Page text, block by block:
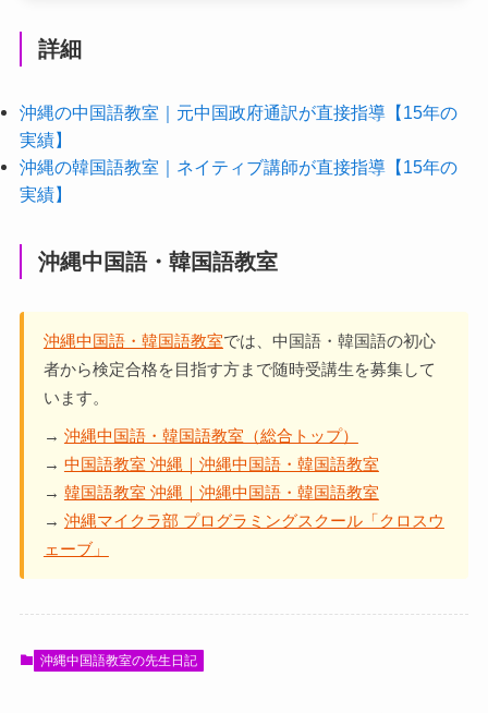
詳細
沖縄の中国語教室｜元中国政府通訳が直接指導【15年の
実績】
沖縄の韓国語教室｜ネイティブ講師が直接指導【15年の
実績】
沖縄中国語・韓国語教室
沖縄中国語・韓国語教室では、中国語・韓国語の初心
者から検定合格を目指す方まで随時受講生を募集して
います。
→ 沖縄中国語・韓国語教室（総合トップ）
→ 中国語教室 沖縄｜沖縄中国語・韓国語教室
→ 韓国語教室 沖縄｜沖縄中国語・韓国語教室
→ 沖縄マイクラ部 プログラミングスクール「クロスウ
ェーブ」
沖縄中国語教室の先生日記